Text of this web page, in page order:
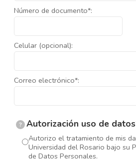
Número de documento*:
Celular (opcional):
Correo electrónico*:
? Autorización uso de
Autorizo el tratamiento de mis
Universidad del Rosario bajo su
de Datos Personales.